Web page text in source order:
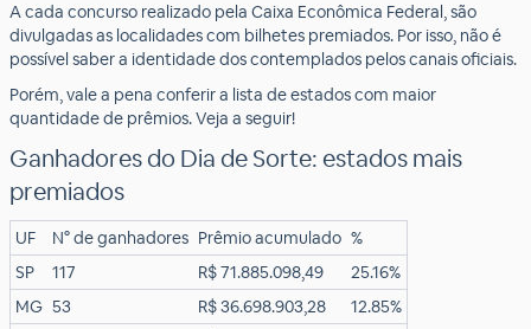
A cada concurso realizado pela Caixa Econômica Federal, são
divulgadas as localidades com bilhetes premiados. Por isso, não é
possível saber a identidade dos contemplados pelos canais oficiais.
Porém, vale a pena conferir a lista de estados com maior
quantidade de prêmios. Veja a seguir!
Ganhadores do Dia de Sorte: estados mais
premiados
UF N° de ganhadores Prêmio acumulado %
SP
117 R$ 71.885.098,49
25.16%
MG 53 R$ 36.698.903,28
12.85%